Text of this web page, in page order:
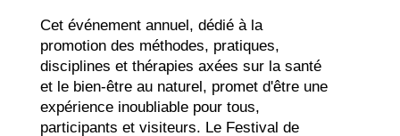
Cet événement annuel, dédié à la
promotion des méthodes, pratiques,
disciplines et thérapies axées sur la santé
et le bien-être au naturel, promet d'être une
expérience inoubliable pour tous,
participants et visiteurs. Le Festival de